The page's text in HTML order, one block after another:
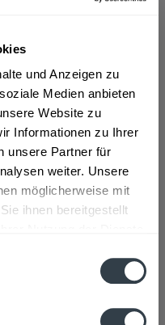
und Anzeigen zu
Medien anbieten
Website zu
Informationen zu Ihrer
unsere Partner für
weiter. Unsere
möglicherweise mit
ihnen bereitgestellt
El Puerto de Santa
begann.
Gegend um Sevilla
für medizinische und
Sie diese
Zutaten wie
Inseln des
das Beste aus dem
entwickeln.